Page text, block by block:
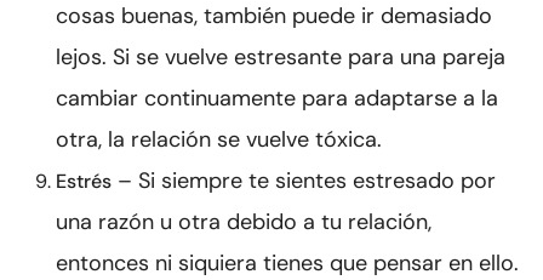
cosas buenas, también puede ir demasiado
lejos. Si se vuelve estresante para una pareja
cambiar continuamente para adaptarse a la
otra, la relación se vuelve tóxica.
Estrés – Si siempre te sientes estresado por
una razón u otra debido a tu relación,
entonces ni siquiera tienes que pensar en ello.